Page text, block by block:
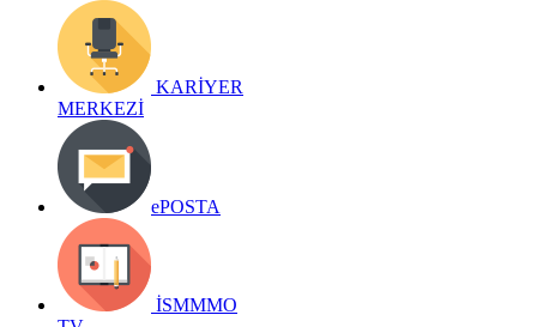
KARİYER
MERKEZİ
ePOSTA
İSMMMO